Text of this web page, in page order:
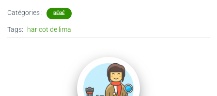
Catégories : BÉBÉ
Tags: haricot de lima